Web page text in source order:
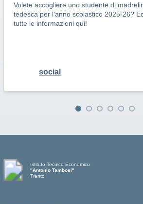
Volete accogliere uno studente di
tedesca per l'anno scolastico 2025-26?
tutte le informazioni qui!
social
Istituto Tecnico Economico
"Antonio Tambosi"
Trento